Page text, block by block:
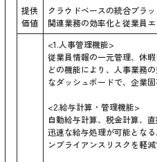
提供
価値
クラウドベースの統合プラ
関連業務の効率化と従業員
<1.人事管理機能>
従業員情報の一元管理、休
どの機能により、人事業務
なダッシュボードで、企業
<2.給与計算・管理機能>
自動給与計算、税金計算、
迅速な給与処理が可能とな
ンプライアンスリスクを軽減